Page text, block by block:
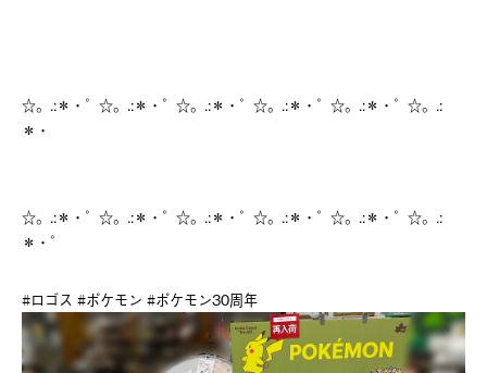
☆。.:＊・゜☆。.:＊・゜☆。.:＊・゜☆。.:＊・゜☆。.:＊・゜☆。.:
＊・
☆。.:＊・゜☆。.:＊・゜☆。.:＊・゜☆。.:＊・゜☆。.:＊・゜☆。.:
＊・゜
#ロゴス #ポケモン #ポケモン30周年